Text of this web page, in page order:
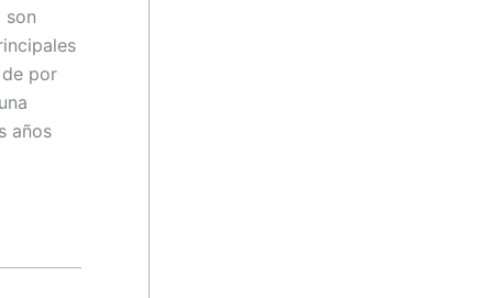
son
por
años